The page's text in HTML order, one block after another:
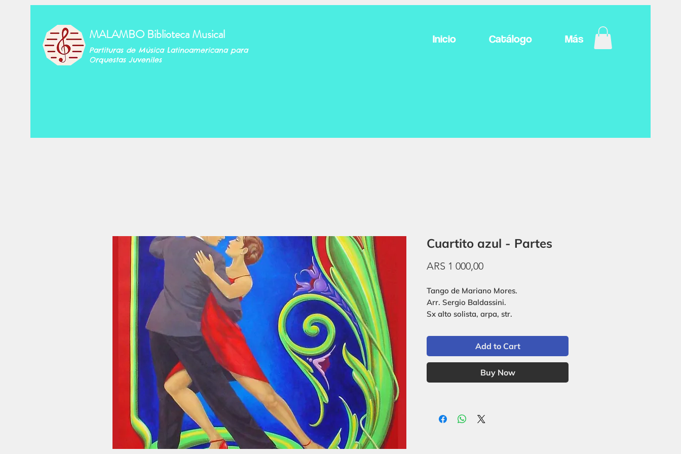
MALAMBO Biblioteca Musical
Partituras de Música Latinoamericana para
Orquestas Juveniles
Inicio Catálogo Más
Cuartito azul - Partes
ARS 1 000,00Price
Tango de Mariano Mores.
Arr. Sergio Baldassini.
Sx alto solista, arpa, str.
Add to Cart
Buy Now